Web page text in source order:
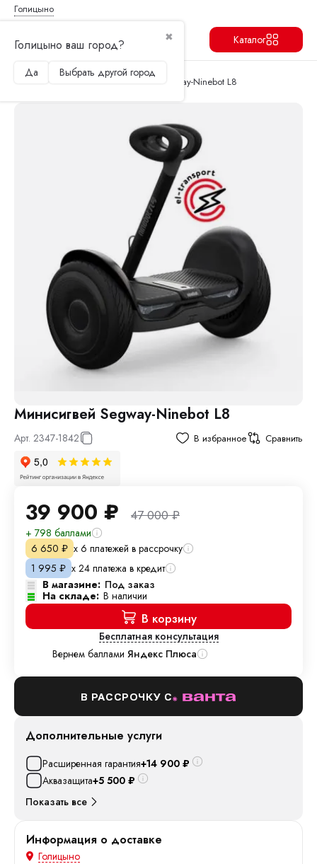
Голицыно
✖
Голицыно ваш город?
Да Выбрать другой город
Каталог
Главная Cигвеи Минисигвей Segway-Ninebot L8
Минисигвей Segway-Ninebot L8
Арт. 2347-1842 В избранное Сравнить
39 900 ₽ 47 000₽
+ 798 баллами
6 650 ₽ х 6 платежей в рассрочку
1 995 ₽ х 24 платежа в кредит
В магазине: Под заказ
На складе: В наличии
В корзину
Бесплатная консультация
Вернем баллами Яндекс Плюса
В РАССРОЧКУ С
Дополнительные услуги
Расширенная гарантия+14 900 ₽
Аквазащита+5 500 ₽
Показать все
Информация о доставке
Голицыно
Продолжить Перейти в корзину